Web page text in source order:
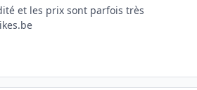
et les prix sont parfois très